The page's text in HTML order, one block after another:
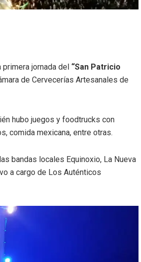
jornada del “San Patricio
de Cervecerías Artesanales de
hubo juegos y foodtrucks con
comida mexicana, entre otras.
bandas locales Equinoxio, La Nueva
a cargo de Los Auténticos